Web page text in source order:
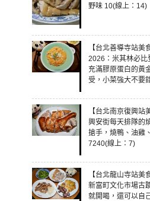
野味 10(線上：14)
【台北善導寺站美
2026：米其林必比
充滿膠原蛋白的黃
受，小菜強大不要
【台北南京復興站
興安街每天排隊的
搶手，燒鴨、油雞
7240(線上：7)
【台北龍山寺站美
新富町文化市場古
就開喝，還可以自